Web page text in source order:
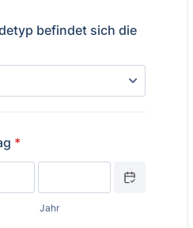
befindet sich die
*
Jahr